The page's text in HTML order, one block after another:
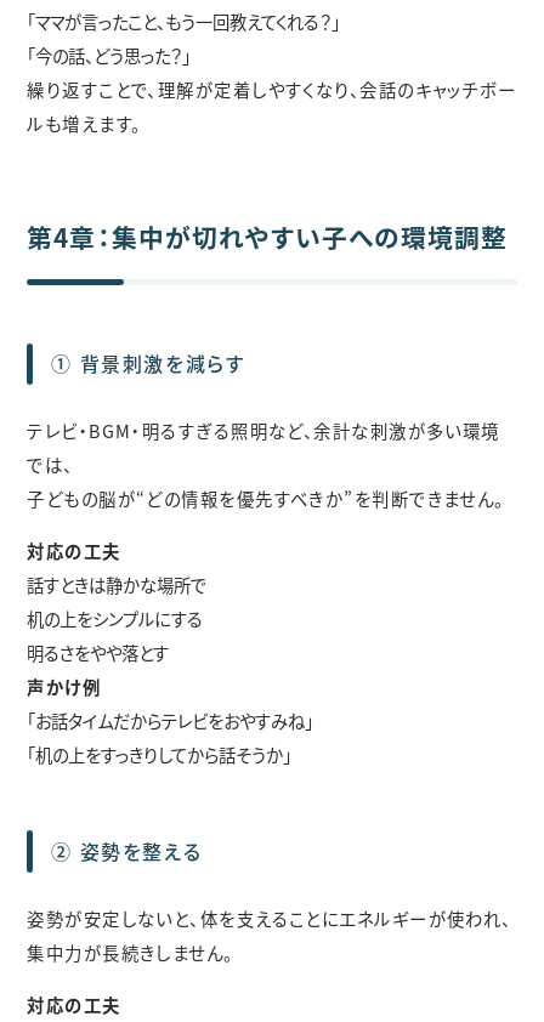
「ママが言ったこと、もう一回教えてくれる？」
「今の話、どう思った？」
繰り返すことで、理解が定着しやすくなり、会話のキャッチボー
ルも増えます。
第4章：集中が切れやすい子への環境調整
① 背景刺激を減らす
テレビ・BGM・明るすぎる照明など、余計な刺激が多い環境
では、
子どもの脳が“どの情報を優先すべきか”を判断できません。
対応の工夫
話すときは静かな場所で
机の上をシンプルにする
明るさをやや落とす
声かけ例
「お話タイムだからテレビをおやすみね」
「机の上をすっきりしてから話そうか」
② 姿勢を整える
姿勢が安定しないと、体を支えることにエネルギーが使われ、
集中力が長続きしません。
対応の工夫